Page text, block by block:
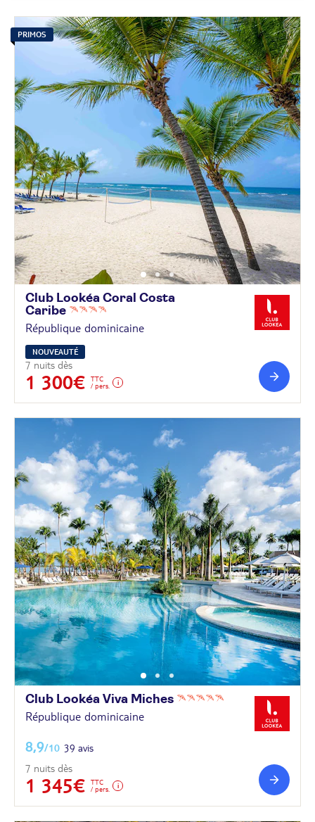
PRIMOS
Club Lookéa Coral Costa
Caribe
République dominicaine
NOUVEAUTÉ
7 nuits dès
1 300€
TTC
/ pers.
Club Lookéa Viva Miches
République dominicaine
8,9/10 39 avis
7 nuits dès
1 345€
TTC
/ pers.